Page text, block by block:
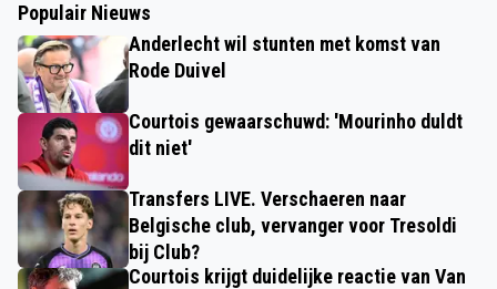
Populair Nieuws
Anderlecht wil stunten met komst van
Rode Duivel
Courtois gewaarschuwd: 'Mourinho duldt
dit niet'
Transfers LIVE. Verschaeren naar
Belgische club, vervanger voor Tresoldi
bij Club?
Courtois krijgt duidelijke reactie van Van